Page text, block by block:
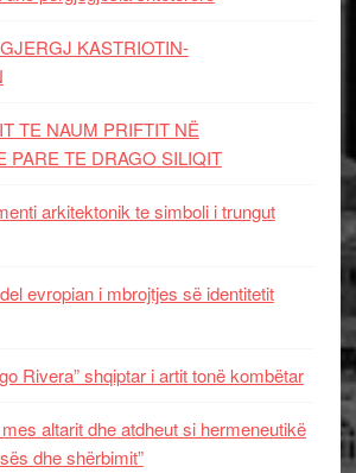
KASTRIOTIN-
TE NAUM PRIFTIT NË
PARE TE DRAGO SILIQIT
arkitektonik te simboli i trungut
evropian i mbrojtjes së identitetit
Rivera” shqiptar i artit tonë kombëtar
altarit dhe atdheut si hermeneutikë
dhe shërbimit”